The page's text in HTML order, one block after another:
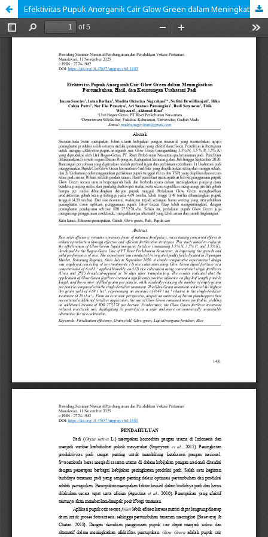
Efektivitas Pupuk Anorganik Cair Glow Green dalam Meningkatkan Pertumbuhan, Hasil, dan Keuntungan Usahatani Padi